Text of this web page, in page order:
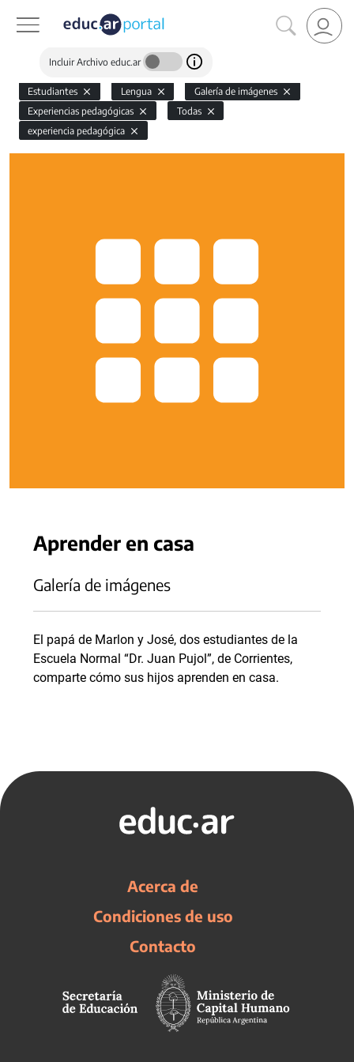
Incluir Archivo educ.ar
Estudiantes Lengua
Galería de imágenes
Experiencias pedagógicas
Todas
experiencia pedagógica
Aprender en casa
Galería de imágenes
El papá de Marlon y José, dos estudiantes de la
Escuela Normal “Dr. Juan Pujol”, de Corrientes,
comparte cómo sus hijos aprenden en casa.
Acerca de
Condiciones de uso
Contacto